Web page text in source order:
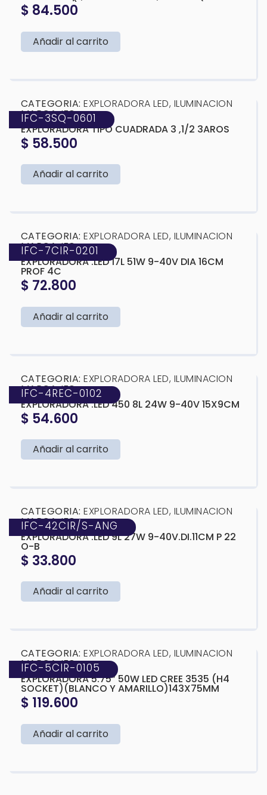
Y AMARILLA) 165X108X65MM
$84.500
Añadir al carrito
❮
IFC-3SQ-0601
CATEGORIA:EXPLORADORA LED, ILUMINACION
MARCA:IFC
EXPLORADORA TIPO CUADRADA 3 ,1/2 3AROS
$58.500
Añadir al carrito
❮
IFC-7CIR-0201
CATEGORIA:EXPLORADORA LED, ILUMINACION
MARCA:IFC
EXPLORADORA .LED 17L 51W 9-40V DIA 16CM
PROF 4C
$72.800
Añadir al carrito
❮
IFC-4REC-0102
CATEGORIA:EXPLORADORA LED, ILUMINACION
MARCA:IFC
EXPLORADORA .LED 450 8L 24W 9-40V 15X9CM
$54.600
Añadir al carrito
❮
IFC-42CIR/S-ANG
CATEGORIA:EXPLORADORA LED, ILUMINACION
MARCA:IFC
EXPLORADORA .LED 9L 27W 9-40V.DI.11CM P 22
O-B
$33.800
Añadir al carrito
❮
IFC-5CIR-0105
CATEGORIA:EXPLORADORA LED, ILUMINACION
MARCA:IFC
EXPLORADORA 5.75” 50W LED CREE 3535 (H4
SOCKET)(BLANCO Y AMARILLO)143X75MM
$119.600
Añadir al carrito